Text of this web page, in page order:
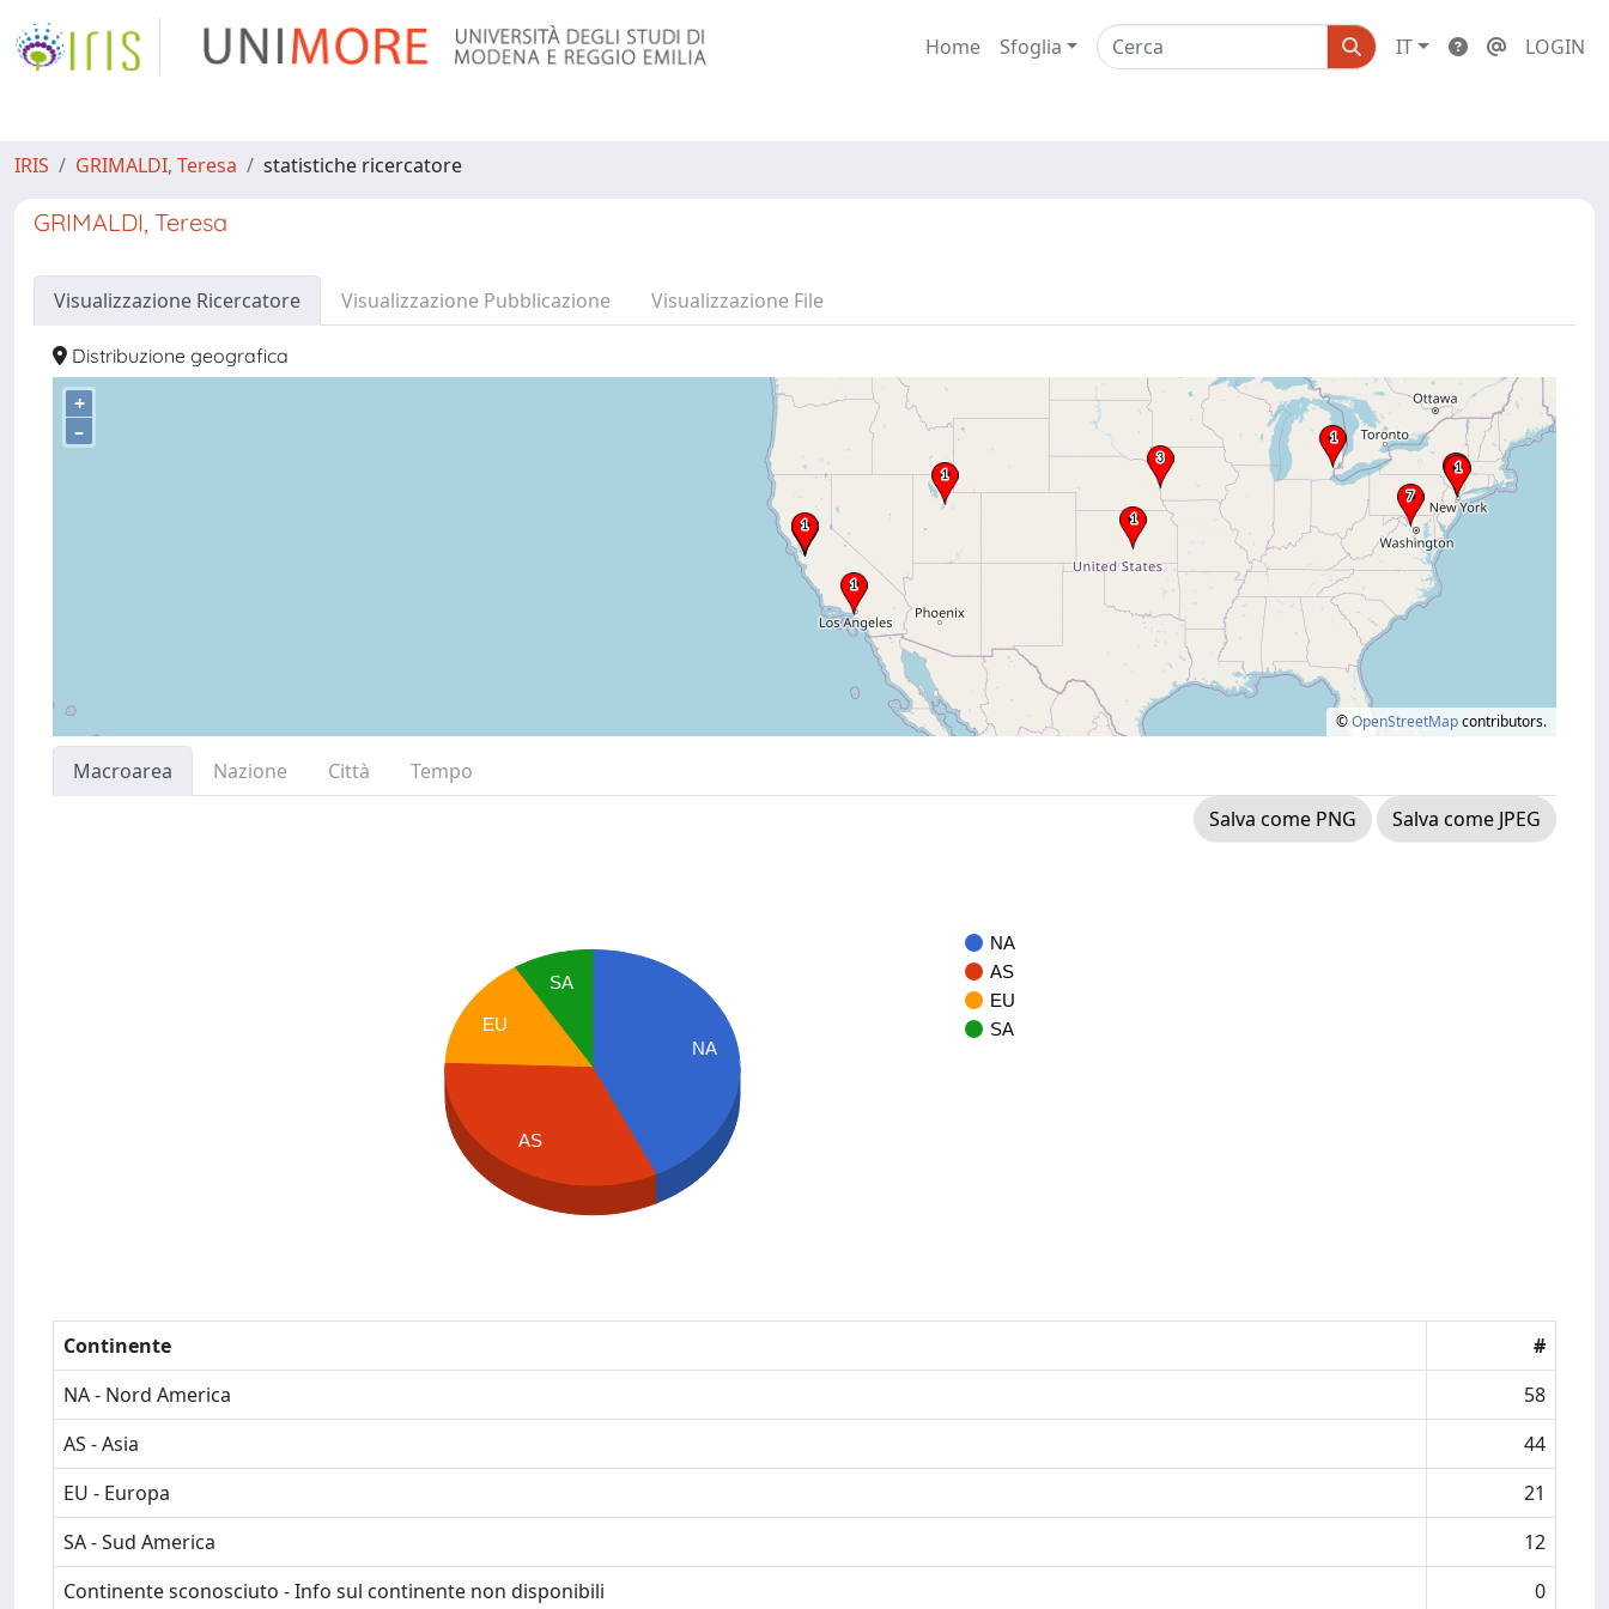
Home Sfoglia IT LOGIN
IRIS GRIMALDI, Teresa statistiche ricercatore
GRIMALDI, Teresa
Visualizzazione Ricercatore Visualizzazione Pubblicazione Visualizzazione File
Distribuzione geografica
+
–
©OpenStreetMapcontributors.
Macroarea Nazione Città
Tempo
Salva come PNG
Salva come JPEG
NA
AS
EU
SA
NA
SA
EU
AS
Continente
#
NA - Nord America
58
AS - Asia
44
EU - Europa
21
SA - Sud America
12
Continente sconosciuto - Info sul continente non disponibili
0